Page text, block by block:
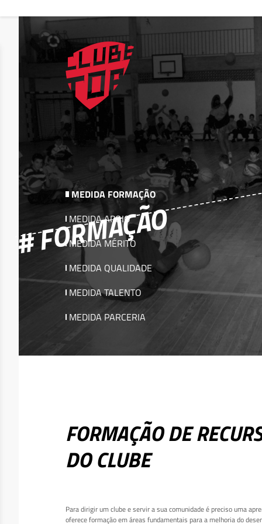
# FORMAÇÃO
MEDIDA FORMAÇÃO
MEDIDA APOIO
MEDIDA MÉRITO
MEDIDA QUALIDADE
MEDIDA TALENTO
MEDIDA PARCERIA
FORMAÇÃO DE
DO CLUBE
Para dirigir um clube e servir a sua comunidade é preciso uma
oferece formação em áreas fundamentais para a melhoria do
Deseja apagar o ficheiro?